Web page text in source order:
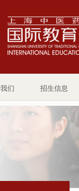
们 招生信息